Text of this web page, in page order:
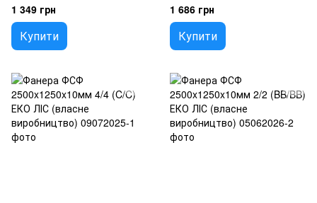
1 349 грн
Купити
виробництво)
1 686 грн
Купити